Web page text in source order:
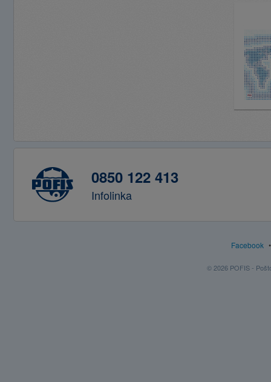
0850 122 413
Infolinka
Facebook
© 2026 POFIS -